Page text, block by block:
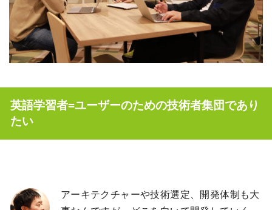
英語学習者=ユーザーのための技術者集団であり
たい
アーキテクチャーや技術選定、開発体制も大